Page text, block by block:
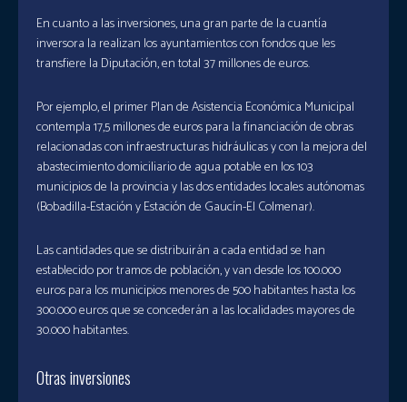
En cuanto a las inversiones, una gran parte de la cuantía
inversora la realizan los ayuntamientos con fondos que les
transfiere la Diputación, en total 37 millones de euros.
Por ejemplo, el primer Plan de Asistencia Económica Municipal
contempla 17,5 millones de euros para la financiación de obras
relacionadas con infraestructuras hidráulicas y con la mejora del
abastecimiento domiciliario de agua potable en los 103
municipios de la provincia y las dos entidades locales autónomas
(Bobadilla-Estación y Estación de Gaucín-El Colmenar).
Las cantidades que se distribuirán a cada entidad se han
establecido por tramos de población, y van desde los 100.000
euros para los municipios menores de 500 habitantes hasta los
300.000 euros que se concederán a las localidades mayores de
30.000 habitantes.
Otras inversiones